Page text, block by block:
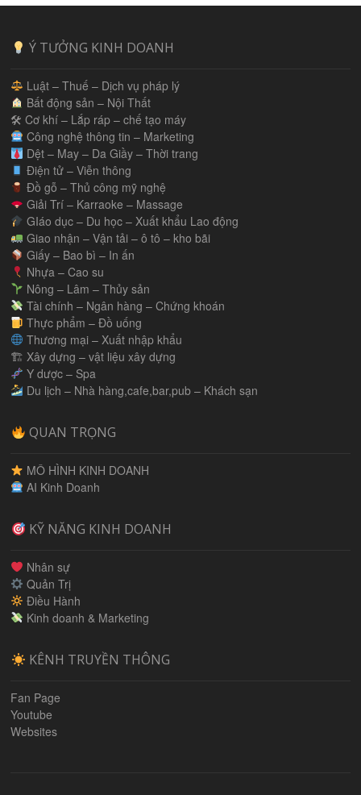
Ý TƯỞNG KINH DOANH
Luật – Thuế – Dịch vụ pháp lý
Bất động sản – Nội Thất
🛠 Cơ khí – Lắp ráp – chế tạo máy
Công nghệ thông tin – Marketing
Dệt – May – Da Giầy – Thời trang
Điện tử – Viễn thông
Đồ gỗ – Thủ công mỹ nghệ
Giải Trí – Karraoke – Massage
GIáo dục – Du học – Xuất khẩu Lao động
Giao nhận – Vận tải – ô tô – kho bãi
Giấy – Bao bì – In ấn
Nhựa – Cao su
Nông – Lâm – Thủy sản
Tài chính – Ngân hàng – Chứng khoán
Thực phẩm – Đồ uống
Thương mại – Xuất nhập khẩu
🏗 Xây dựng – vật liệu xây dựng
Y dược – Spa
Du lịch – Nhà hàng,cafe,bar,pub – Khách sạn
QUAN TRỌNG
MÔ HÌNH KINH DOANH
AI Kinh Doanh
KỸ NĂNG KINH DOANH
Nhân sự
Quản Trị
Điều Hành
Kinh doanh & Marketing
KÊNH TRUYỀN THÔNG
Fan Page
Youtube
Websites